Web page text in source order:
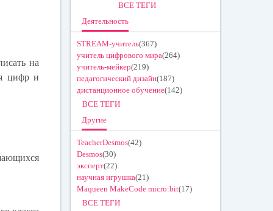
на
цифр и
ВСЕ ТЕГИ
Деятельность
STREAM-учитель(367)
учитель цифрового мира(264)
учитель-мейкер(219)
педагогический дизайн(187)
дистанционное обучение(142)
ВСЕ ТЕГИ
Другие
TeacherDesmos(42)
Desmos(30)
эксперт(22)
научная игрушка(21)
Maqueen MakeCode micro:bit(17)
ВСЕ ТЕГИ